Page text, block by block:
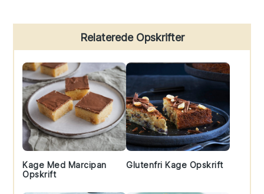
Sidebar
Relaterede Opskrifter
Kage Med Marcipan
Opskrift
Glutenfri Kage Opskrift